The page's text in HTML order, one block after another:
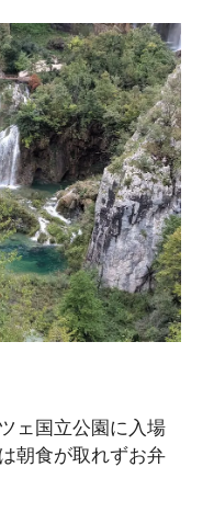
ェ国立公園に入場
朝食が取れずお弁